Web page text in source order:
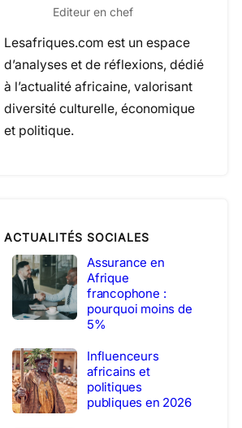
Editeur en chef
Lesafriques.com est un espace
d’analyses et de réflexions, dédié
à l’actualité africaine, valorisant
diversité culturelle, économique
et politique.
ACTUALITÉS SOCIALES
Assurance en
Afrique
francophone :
pourquoi moins de
5%
Influenceurs
africains et
politiques
publiques en 2026